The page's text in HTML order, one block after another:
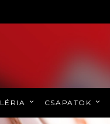
CSAPATOK